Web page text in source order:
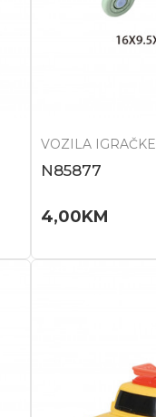
VOZILA IGRAČKE
N85877
4,00KM